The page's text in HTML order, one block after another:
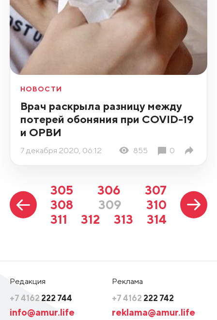
НОВОСТИ
Врач раскрыла разницу между
потерей обоняния при COVID-19
и ОРВИ
7 декабря 2020, 06:12 855 0
305 306
307
308
309
310
311
312 313 314
Редакция
+7 4162 222 744
info@amur.life
Реклама
+7 4162 222 742
reklama@amur.life